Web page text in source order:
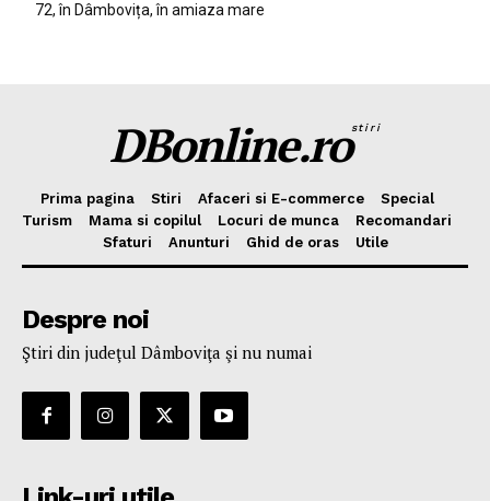
72, în Dâmbovița, în amiaza mare
DBonline.rostiri
Prima pagina Stiri Afaceri si E-commerce
Special
Turism
Mama si copilul Locuri de munca
Recomandari
Sfaturi
Anunturi Ghid de oras Utile
Despre noi
Ştiri din judeţul Dâmboviţa şi nu numai